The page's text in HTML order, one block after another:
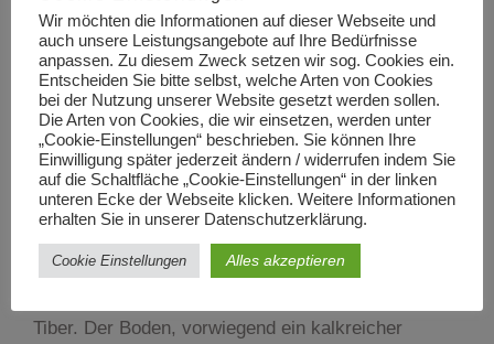
ist also eine runde Sache: Etiketten rund, Wein
rund, Preis rund, alles rund.
Die gehobene Rupestro-Linie präsentiert sich
elegant und edel. Sie zeigt mittig auf dem
Weinetikett die Sonne. Ein eindeutiges Indiz, dass
Cardeto sich auf der Sonnenseite sieht und das mit
Recht: Die Weinbergslagen am Tiber und See
Bolsena sind die bevorzugten Lagen in Umbrien.
Sie profitieren einerseits von den kühlenden Winden
der Apenninen, andererseits von der
Tiber. Der Boden, vorwiegend ein kalkreicher
Wir möchten die Informationen auf dieser Webseite und
auch unsere Leistungsangebote auf Ihre Bedürfnisse
anpassen. Zu diesem Zweck setzen wir sog. Cookies ein.
Entscheiden Sie bitte selbst, welche Arten von Cookies
bei der Nutzung unserer Website gesetzt werden sollen.
Die Arten von Cookies, die wir einsetzen, werden unter
„Cookie-Einstellungen“ beschrieben. Sie können Ihre
Einwilligung später jederzeit ändern / widerrufen indem Sie
auf die Schaltfläche „Cookie-Einstellungen“ in der linken
unteren Ecke der Webseite klicken. Weitere Informationen
erhalten Sie in unserer Datenschutzerklärung.
Cookie Einstellungen Alles akzeptieren